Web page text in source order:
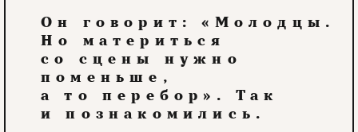
Он говорит: «Молодцы.
Но материться
со сцены нужно
поменьше,
а то перебор». Так
и познакомились.